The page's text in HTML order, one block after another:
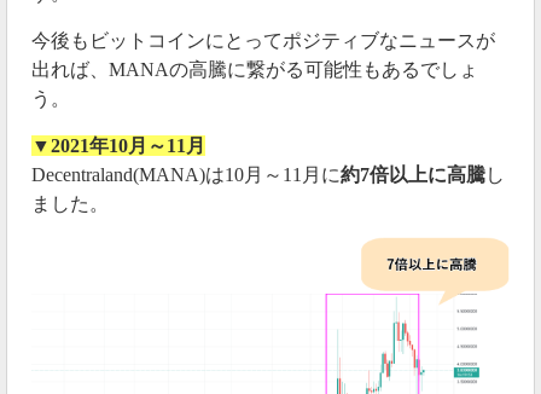
今後もビットコインにとってポジティブなニュースが
出れば、MANAの高騰に繋がる可能性もあるでしょ
う。
▼2021年10月～11月
Decentraland(MANA)は10月～11月に約7倍以上に高騰し
ました。